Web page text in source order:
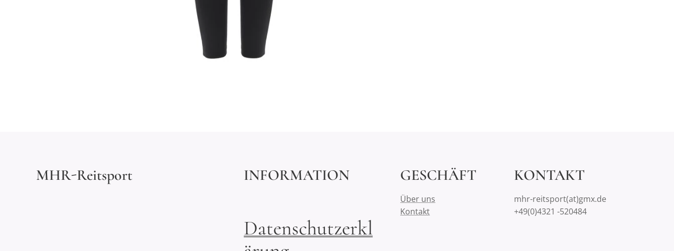
MHR-Reitsport INFORMATION
Datenschutzerkl
GESCHÄFT
Über uns
Kontakt
KONTAKT
mhr-reitsport(at)gmx.de
+49(0)4321 -520484